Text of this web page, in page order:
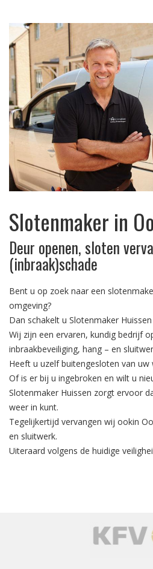
Slotenmaker in
Deur openen, sloten
(inbraak)schade
Bent u op zoek naar een
omgeving?
Dan schakelt u Slotenmaker Huissen
Wij zijn een ervaren, kundig bedrijf
inbraakbeveiliging, hang – en
Heeft u uzelf buitengesloten van
Of is er bij u ingebroken en wilt u
Slotenmaker Huissen zorgt ervoor
weer in kunt.
Tegelijkertijd vervangen wij ookin
en sluitwerk.
Uiteraard volgens de huidige